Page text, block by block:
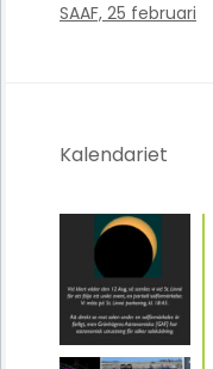
SAAF, 25 februari
Kalendariet